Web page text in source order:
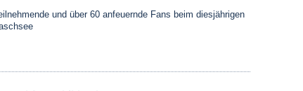
und über 60 anfeuernde Fans beim diesjährigen